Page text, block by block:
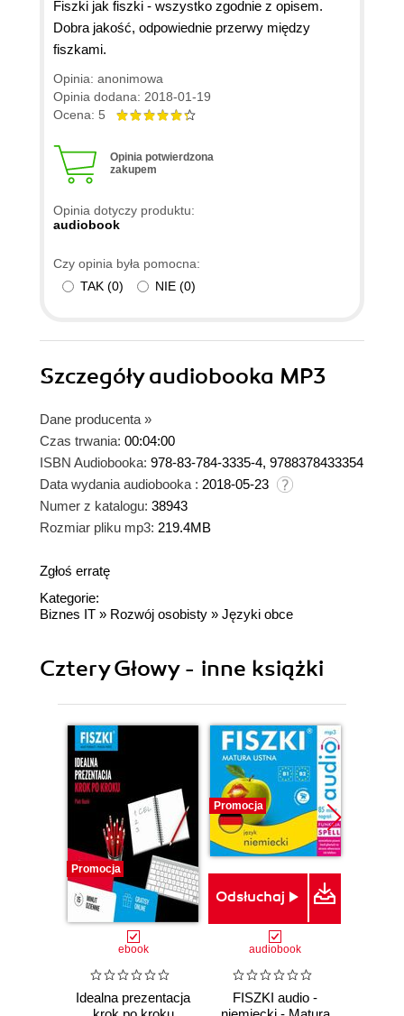
Fiszki jak fiszki - wszystko zgodnie z opisem.
Dobra jakość, odpowiednie przerwy między
fiszkami.
Opinia: anonimowa
Opinia dodana: 2018-01-19
Ocena: 5
Opinia potwierdzona
zakupem
Opinia dotyczy produktu:
audiobook
Czy opinia była pomocna:
TAK (0) NIE (0)
Szczegółyaudiobooka MP3
Dane producenta »
Czas trwania: 00:04:00
ISBN Audiobooka: 978-83-784-3335-4, 9788378433354
Data wydania audiobooka : 2018-05-23
Numer z katalogu: 38943
Rozmiar pliku mp3: 219.4MB
Zgłoś erratę
Kategorie:
Biznes IT » Rozwój osobisty » Języki obce
Cztery Głowy - inne książki
Promocja
ebook
Idealna prezentacja
Promocja
Odsłuchaj
audiobook
FISZKI audio -